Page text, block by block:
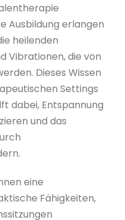
Ausbildung erlangen
heilenden
Vibrationen, die von
Dieses Wissen
Settings
dabei, Entspannung
und das
eine
Fähigkeiten,